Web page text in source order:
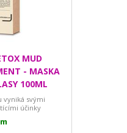
MUD
- MASKA
100ML
vyniká svými
účinky